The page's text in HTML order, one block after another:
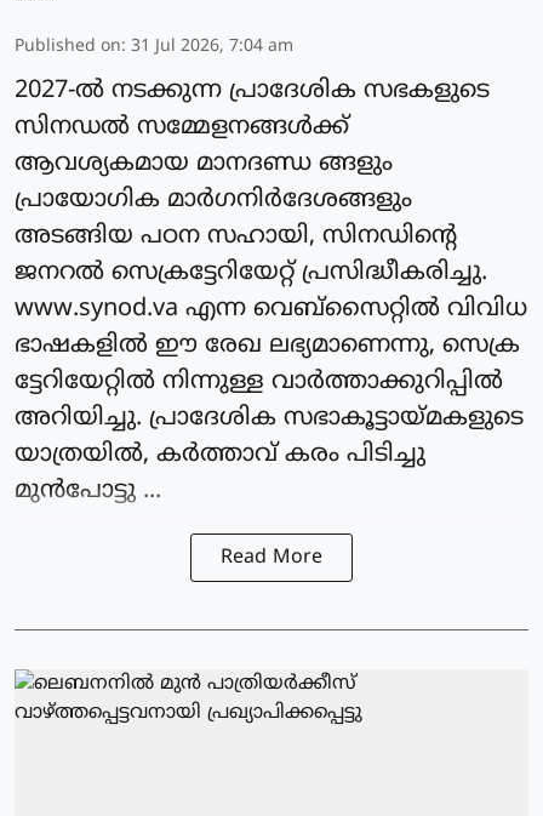
Published on: 31 Jul 2026, 7:04 am
2027-ല്‍ നടക്കുന്ന പ്രാദേശിക സഭകളുടെ
സിനഡല്‍ സമ്മേളനങ്ങള്‍ക്ക്
ആവശ്യകമായ മാനദണ്ഡ ങ്ങളും
പ്രായോഗിക മാർഗനിർദേശങ്ങളും
അടങ്ങിയ പഠന സഹായി, സിനഡിന്റെ
ജനറല്‍ സെക്രട്ടേറിയേറ്റ് പ്രസിദ്ധീകരിച്ചു.
www.synod.va എന്ന വെബ്സൈറ്റില്‍ വിവിധ
ഭാഷകളില്‍ ഈ രേഖ ലഭ്യമാണെന്നു, സെക്ര
ട്ടേറിയേറ്റില്‍ നിന്നുള്ള വാര്‍ത്താക്കുറിപ്പില്‍
അറിയിച്ചു. പ്രാദേശിക സഭാകൂട്ടായ്മകളുടെ
യാത്രയില്‍, കര്‍ത്താവ് കരം പിടിച്ചു
മുന്‍പോട്ടു ...
Read More